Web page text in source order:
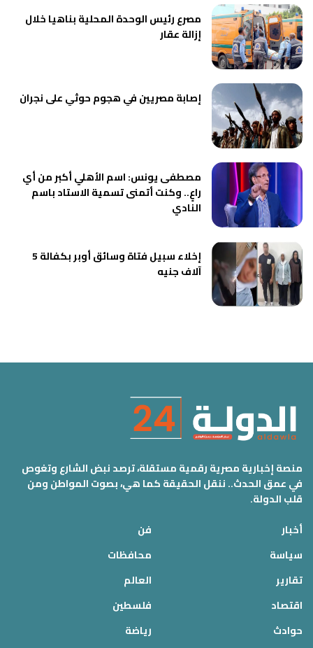
مصرع رئيس الوحدة المحلية بناهيا خلال
إزالة عقار
إصابة مصريين في هجوم حوثي على نجران
مصطفى يونس: اسم الأهلي أكبر من أي
راعٍ.. وكنت أتمنى تسمية الاستاد باسم
النادي
إخلاء سبيل فتاة وسائق أوبر بكفالة 5
آلاف جنيه
منصة إخبارية مصرية رقمية مستقلة، ترصد نبض الشارع وتغوص
في عمق الحدث.. ننقل الحقيقة كما هي، بصوت المواطن ومن
قلب الدولة.
أخبار
سياسة
تقارير
اقتصاد
حوادث
فن
محافظات
العالم
فلسطين
رياضة